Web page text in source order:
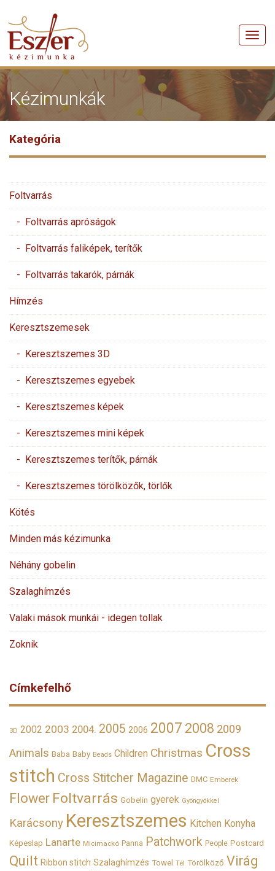
Menü
Kézimunkák
Kategória
Foltvarrás
- Foltvarrás apróságok
- Foltvarrás faliképek, terítők
- Foltvarrás takarók, párnák
Hímzés
Keresztszemesek
- Keresztszemes 3D
- Keresztszemes egyebek
- Keresztszemes képek
- Keresztszemes mini képek
- Keresztszemes terítők, párnák
- Keresztszemes törölközők, törlők
Kötés
Minden más kézimunka
Néhány gobelin
Szalaghímzés
Valaki mások munkái - idegen tollak
Zoknik
Címkefelhő
3D 2002 2003 2004. 2005 2006 2007 2008 2009
Animals Baba Baby Beads Children Christmas Cross
stitch Cross Stitcher Magazine DMC Emberek
Flower Foltvarrás Gobelin gyerek Gyöngyökkel
Karácsony Keresztszemes Kitchen Konyha
Képeslap Lanarte Micimackó Panna Patchwork People Postcard
Quilt Ribbon stitch Szalaghímzés Towel Tél Törölköző Virág